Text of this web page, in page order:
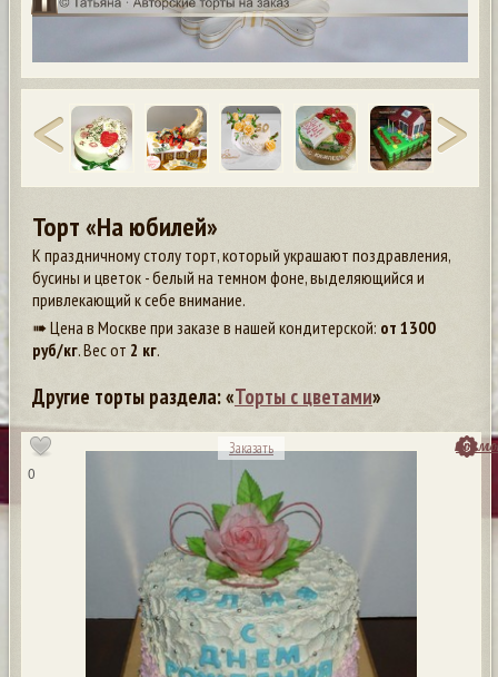
Торт «На юбилей»
К праздничному столу торт, который украшают поздравления,
бусины и цветок - белый на темном фоне, выделяющийся и
привлекающий к себе внимание.
➠ Цена в Москве при заказе в нашей кондитерской: от 1300
руб/кг. Вес от 2 кг.
Другие торты раздела: «Торты с цветами»
0
Заказать